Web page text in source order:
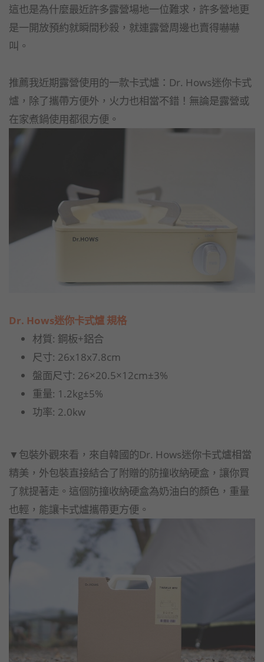
這也是為什麼最近許多露營場地一位難求，許多營地更
是一開放預約就瞬間秒殺，就連露營周邊也賣得嚇嚇
叫。
推薦我近期露營使用的一款卡式爐：Dr. Hows迷你卡式
爐，除了攜帶方便外，火力也相當不錯！無論是露營或
在家煮鍋使用都很方便。
Dr. Hows迷你卡式爐 規格
材質: 鋼板+鋁合
尺寸: 26x18x7.8cm
盤面尺寸: 26×20.5×12cm±3%
重量: 1.2kg±5%
功率: 2.0kw
▼包裝外觀來看，來自韓國的Dr. Hows迷你卡式爐相當
精美，外包裝直接結合了附贈的防撞收納硬盒，讓你買
了就提著走。這個防撞收納硬盒為奶油白的顏色，重量
也輕，能讓卡式爐攜帶更方便。